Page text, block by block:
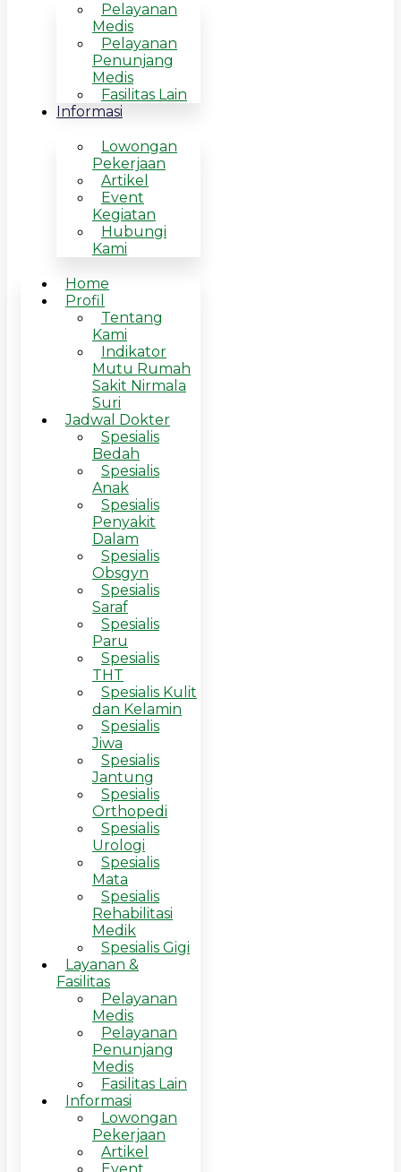
Pelayanan
Medis
Pelayanan
Penunjang
Medis
Fasilitas Lain
Informasi
Lowongan
Pekerjaan
Artikel
Event
Kegiatan
Hubungi
Kami
Home
Profil
Tentang
Kami
Indikator
Mutu Rumah
Sakit Nirmala
Suri
Jadwal Dokter
Spesialis
Bedah
Spesialis
Anak
Spesialis
Penyakit
Dalam
Spesialis
Obsgyn
Spesialis
Saraf
Spesialis
Paru
Spesialis
THT
Spesialis Kulit
dan Kelamin
Spesialis
Jiwa
Spesialis
Jantung
Spesialis
Orthopedi
Spesialis
Urologi
Spesialis
Mata
Spesialis
Rehabilitasi
Medik
Spesialis Gigi
Layanan &
Fasilitas
Pelayanan
Medis
Pelayanan
Penunjang
Medis
Fasilitas Lain
Informasi
Lowongan
Pekerjaan
Artikel